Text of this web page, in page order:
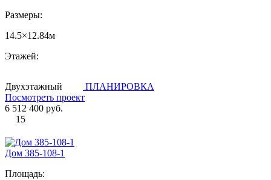
Размеры:
14.5×12.84м
Этажей:
Двухэтажный
ПЛАНИРОВКА
Посмотреть проект
6 512 400 руб.
15
Дом 385-108-1
Площадь: